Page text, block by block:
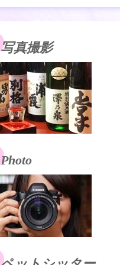
写真撮影
Photo